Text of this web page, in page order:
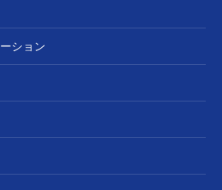
ション